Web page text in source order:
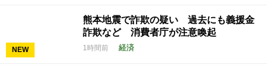
NEW
熊本地震で詐欺の疑い 過去にも義援金
詐欺など 消費者庁が注意喚起
1時間前 経済